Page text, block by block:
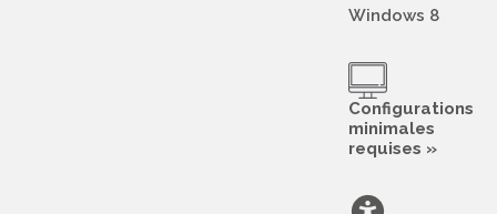
Windows 8
Configurations
minimales
requises »